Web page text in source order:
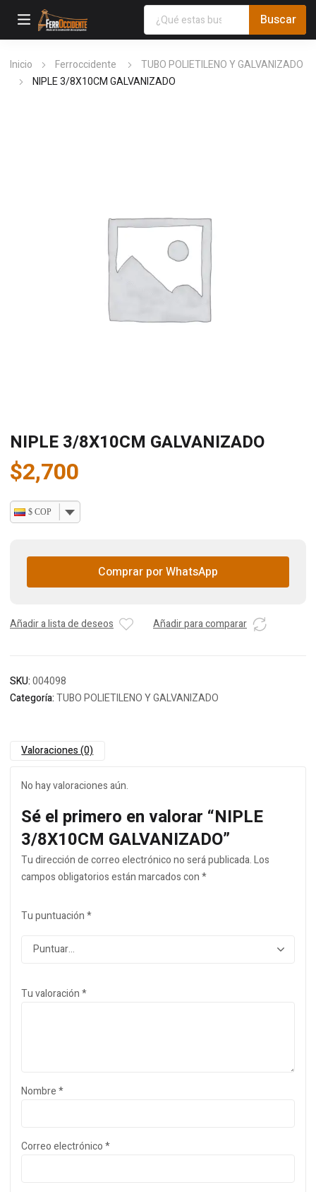
Inicio Ferroccidente
TUBO POLIETILENO Y GALVANIZADO
NIPLE 3/8X10CM GALVANIZADO
NIPLE 3/8X10CM GALVANIZADO
$2,700
$ COP
Comprar por WhatsApp
Añadir a lista de deseos Añadir para comparar
SKU:004098
Categoría:TUBO POLIETILENO Y GALVANIZADO
Valoraciones (0)
No hay valoraciones aún.
Sé el primero en valorar “NIPLE
3/8X10CM GALVANIZADO”
Tu dirección de correo electrónico no será publicada.Los
campos obligatorios están marcados con*
Tu puntuación*
Tu valoración*
Nombre*
Correo electrónico*